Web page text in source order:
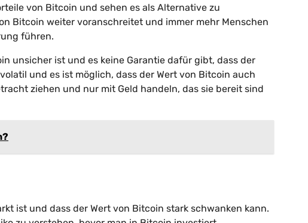
von Bitcoin und sehen es als Alternative zu
Bitcoin weiter voranschreitet und immer mehr Menschen
führen.
unsicher ist und es keine Garantie dafür gibt, dass der
und es ist möglich, dass der Wert von Bitcoin auch
ziehen und nur mit Geld handeln, das sie bereit sind
ist und dass der Wert von Bitcoin stark schwanken kann.